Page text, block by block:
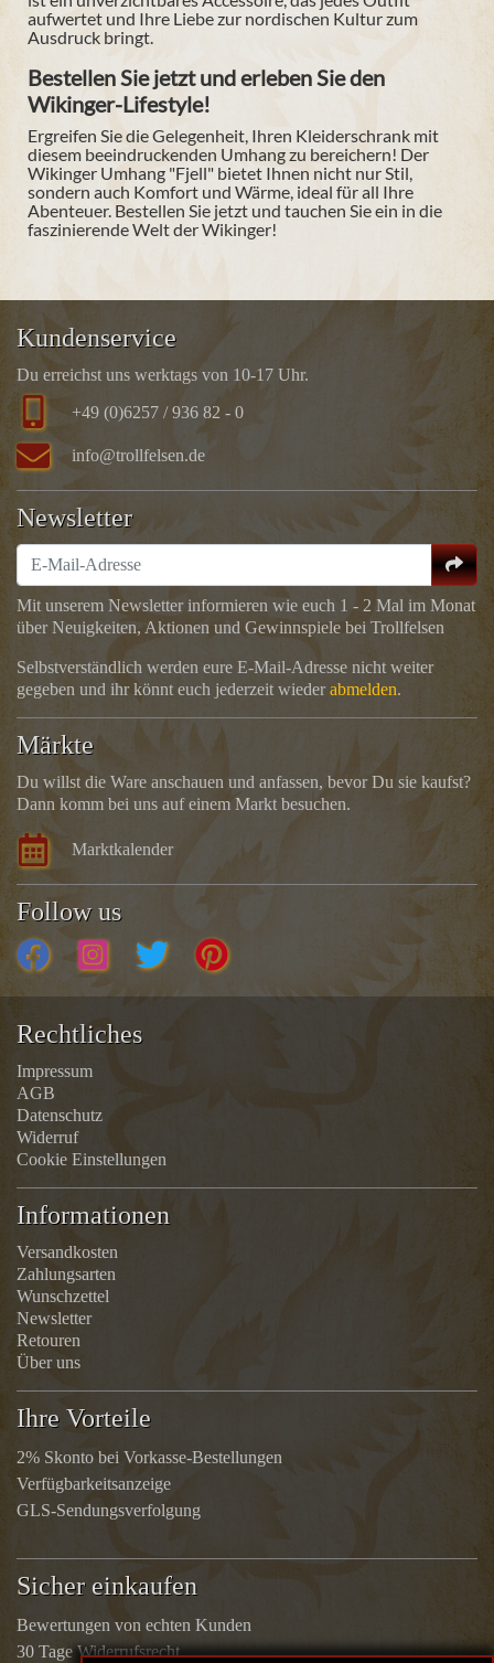
aufwertet und Ihre Liebe zur nordischen Kultur zum
Ausdruck bringt.
Bestellen Sie jetzt und erleben Sie den
Wikinger-Lifestyle!
Ergreifen Sie die Gelegenheit, Ihren Kleiderschrank mit
diesem beeindruckenden Umhang zu bereichern! Der
Wikinger Umhang "Fjell" bietet Ihnen nicht nur Stil,
sondern auch Komfort und Wärme, ideal für all Ihre
Abenteuer. Bestellen Sie jetzt und tauchen Sie ein in die
faszinierende Welt der Wikinger!
Kundenservice
Du erreichst uns werktags von 10-17 Uhr.
+49 (0)6257 / 936 82 - 0
info@trollfelsen.de
Newsletter
Mit unserem Newsletter informieren wie euch 1 - 2 Mal im Monat
über Neuigkeiten, Aktionen und Gewinnspiele bei Trollfelsen
Selbstverständlich werden eure E-Mail-Adresse nicht weiter
gegeben und ihr könnt euch jederzeit wiederabmelden.
Märkte
Du willst die Ware anschauen und anfassen, bevor Du sie kaufst?
Dann komm bei uns auf einem Markt besuchen.
Marktkalender
Follow us
Rechtliches
Impressum
AGB
Datenschutz
Widerruf
Cookie Einstellungen
Informationen
Versandkosten
Zahlungsarten
Wunschzettel
Newsletter
Retouren
Über uns
Ihre Vorteile
2% Skonto bei Vorkasse-Bestellungen
Verfügbarkeitsanzeige
GLS-Sendungsverfolgung
Sicher einkaufen
Bewertungen von echten Kunden
30 Tage Widerrufsrecht